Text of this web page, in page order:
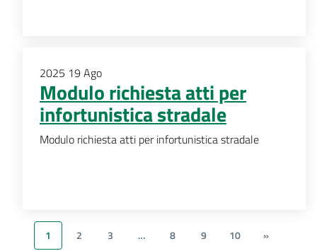
2025 19 Ago
Modulo richiesta atti per
infortunistica stradale
Modulo richiesta atti per infortunistica stradale
1 2 3 … 8 9 10 »